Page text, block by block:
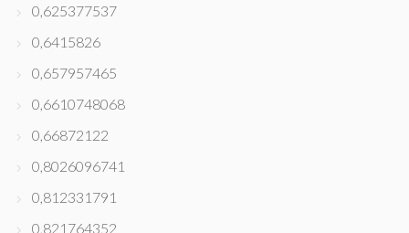
0,625377537
0,6415826
0,657957465
0,6610748068
0,66872122
0,8026096741
0,812331791
0,821764352